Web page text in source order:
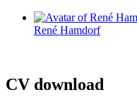
René Hamdorf
CV download